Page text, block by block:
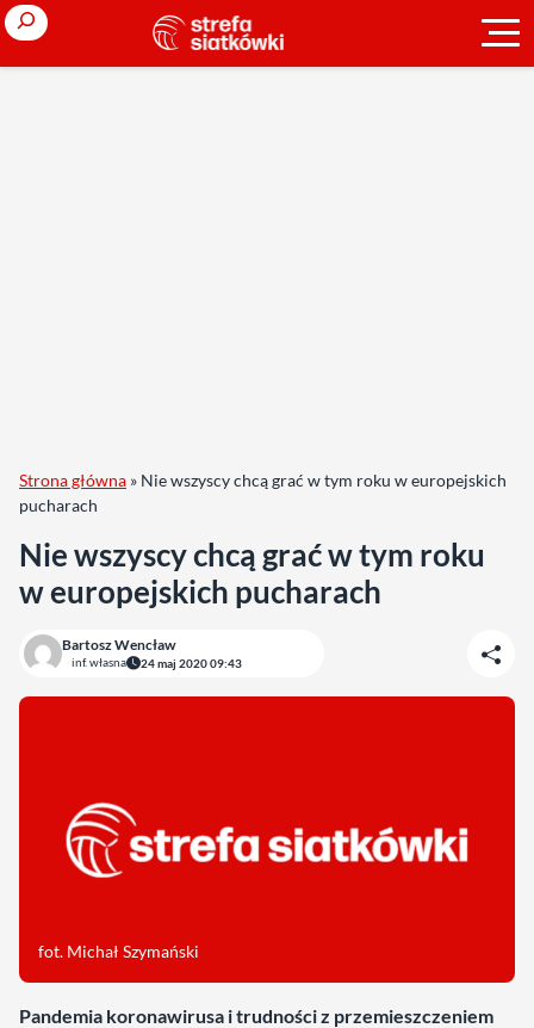
Search
Strona główna » Nie wszyscy chcą grać w tym roku w europejskich
pucharach
Nie wszyscy chcą grać w tym roku
w europejskich pucharach
Bartosz Wencław
inf. własna 24 maj 2020 09:43
fot. Michał Szymański
Pandemia koronawirusa i trudności z przemieszczeniem